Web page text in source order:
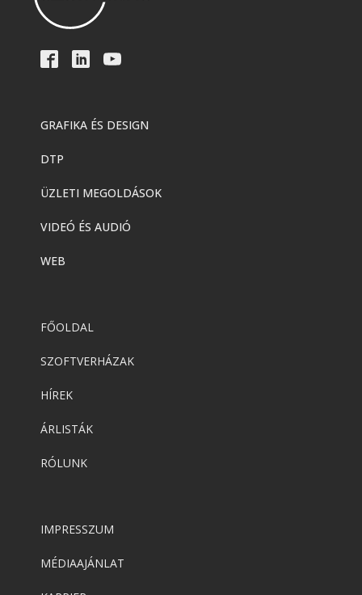
GRAFIKA ÉS DESIGN
DTP
ÜZLETI MEGOLDÁSOK
VIDEÓ ÉS AUDIÓ
WEB
FŐOLDAL
SZOFTVERHÁZAK
HÍREK
ÁRLISTÁK
RÓLUNK
IMPRESSZUM
MÉDIAAJÁNLAT